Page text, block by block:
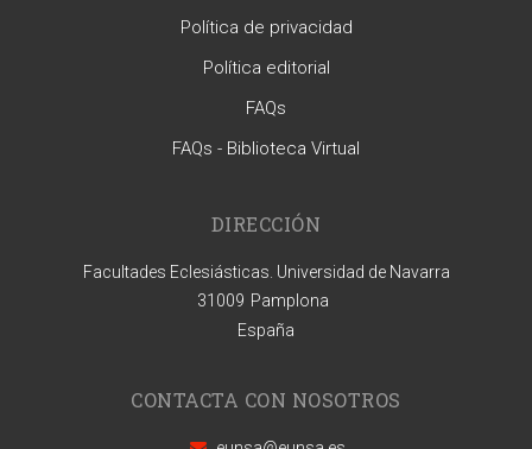
Política de privacidad
Política editorial
FAQs
FAQs - Biblioteca Virtual
DIRECCIÓN
Facultades Eclesiásticas. Universidad de Navarra
31009 Pamplona
España
CONTACTA CON NOSOTROS